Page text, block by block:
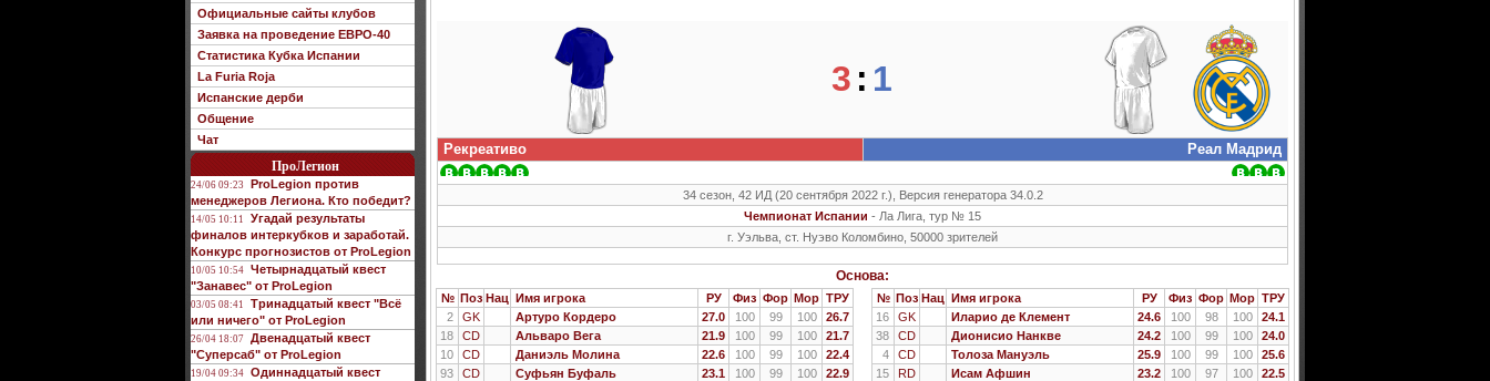
Официальные сайты клубов
Заявка на проведение ЕВРО-40
Статистика Кубка Испании
La Furia Roja
Испанские дерби
Общение
Чат
ПроЛегион
24/06 09:23
ProLegion против
менеджеров Легиона. Кто победит?
14/05 10:11
Угадай результаты
финалов интеркубков и заработай.
Конкурс прогнозистов от ProLegion
10/05 10:54 Четырнадцатый квест
"Занавес" от ProLegion
03/05 08:41
Тринадцатый квест "Всё
или ничего" от ProLegion
26/04 18:07 Двенадцатый квест
"Суперсаб" от ProLegion
19/04 09:34 Одиннадцатый квест
3 : 1
Рекреативо Реал Мадрид
34 сезон, 42 ИД (20 сентября 2022 г.), Версия генератора 34.0.2
Чемпионат Испании - Ла Лига, тур № 15
г. Уэльва, ст. Нуэво Коломбино, 50000 зрителей
Основа:
№ Поз Нац Имя игрока РУ Физ Фор Мор ТРУ
2
GK Артуро Кордеро 27.0 100 99 100
26.7
18
CD Альваро Вега 21.9 100 99 100
21.7
10
CD Даниэль Молина 22.6 100 99 100
22.4
93
CD Суфьян Буфаль 23.1 100 99 100
22.9
№ Поз Нац Имя игрока РУ Физ Фор Мор ТРУ
16
GK Иларио де Клемент 24.6 100 98 100
24.1
38
CD Дионисио Нанкве 24.2 100 99 100
24.0
4
CD Толоза Мануэль 25.9 100 99 100
25.6
15
RD Исам Афшин 23.2 100 97 100
22.5